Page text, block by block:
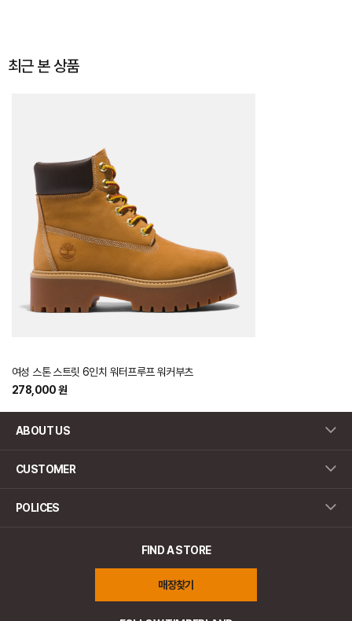
최근 본 상품
여성 스톤 스트릿 6인치 워터프루프 워커부츠
278,000 원
ABOUT US
CUSTOMER
POLICES
FIND A STORE
매장찾기